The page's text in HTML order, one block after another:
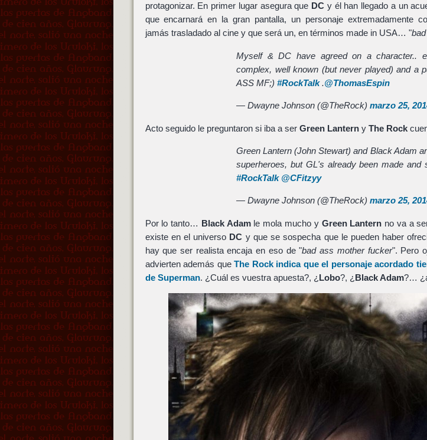
protagonizar. En primer lugar asegura que DC y él han llegado a un
que encarnará en la gran pantalla, un personaje extremadamente
jamás trasladado al cine y que será un, en términos made in USA… "
Myself & DC have agreed on a character..
complex, well known (but never played) and a
ASS MF;)#RockTalk.@ThomasEspin
— Dwayne Johnson (@TheRock)marzo 25,
Acto seguido le preguntaron si iba a ser Green Lanterny The Rock
Green Lantern (John Stewart) and Black Adam
superheroes, but GL's already been made and
#RockTalk @CFitzyy
— Dwayne Johnson (@TheRock)marzo 25,
Por lo tanto… Black Adamle mola mucho y Green Lantern no va a
existe en el universo DC y que se sospecha que le pueden haber
hay que ser realista encaja en eso de "bad ass mother fucker". Pero
advierten además queThe Rockindica que el personaje acordado
de Superman. ¿Cuál es vuestra apuesta?, ¿ Lobo?, ¿ Black Adam?…